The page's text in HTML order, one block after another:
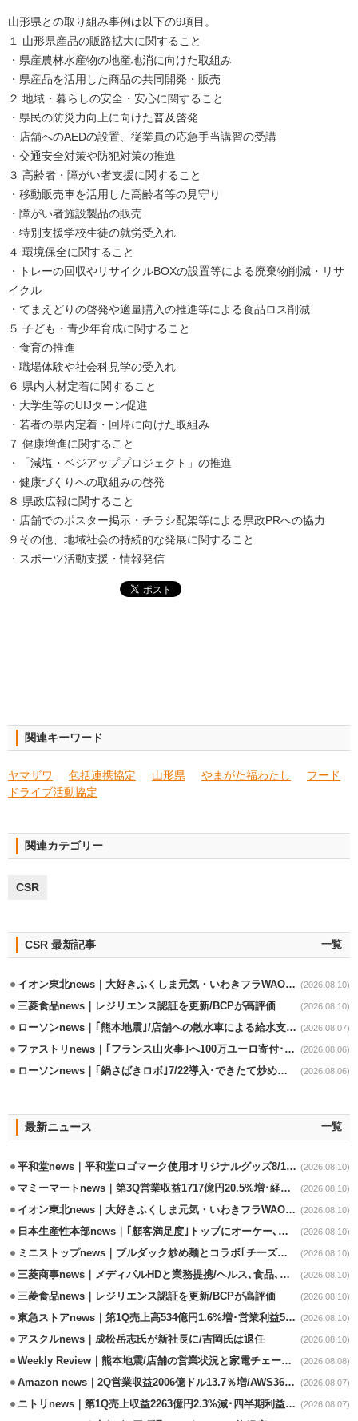
山形県との取り組み事例は以下の9項目。
１ 山形県産品の販路拡大に関すること
・県産農林水産物の地産地消に向けた取組み
・県産品を活用した商品の共同開発・販売
２ 地域・暮らしの安全・安心に関すること
・県民の防災力向上に向けた普及啓発
・店舗へのAEDの設置、従業員の応急手当講習の受講
・交通安全対策や防犯対策の推進
３ 高齢者・障がい者支援に関すること
・移動販売車を活用した高齢者等の見守り
・障がい者施設製品の販売
・特別支援学校生徒の就労受入れ
４ 環境保全に関すること
・トレーの回収やリサイクルBOXの設置等による廃棄物削減・リサ
イクル
・てまえどりの啓発や適量購入の推進等による食品ロス削減
５ 子ども・青少年育成に関すること
・食育の推進
・職場体験や社会科見学の受入れ
６ 県内人材定着に関すること
・大学生等のUIJターン促進
・若者の県内定着・回帰に向けた取組み
７ 健康増進に関すること
・「減塩・ベジアッププロジェクト」の推進
・健康づくりへの取組みの啓発
８ 県政広報に関すること
・店舗でのポスター掲示・チラシ配架等による県政PRへの協力
９その他、地域社会の持続的な発展に関すること
・スポーツ活動支援・情報発信
関連キーワード
ヤマザワ 包括連携協定 山形県 やまがた福わたし
フード
ドライブ活動協定
関連カテゴリー
CSR
CSR 最新記事 一覧
イオン東北news｜大好きふくしま元気・いわきフラWAONの利用金額一部寄付 (2026.08.10)
三菱食品news｜レジリエンス認証を更新/BCPが高評価 (2026.08.10)
ローソンnews｜｢熊本地震｣/店舗への散水車による給水支援を開始 (2026.08.07)
ファストリnews｜｢フランス山火事｣へ100万ユーロ寄付･衣料5万点も提供 (2026.08.06)
ローソンnews｜｢鍋さばきロボ｣7/22導入･できたて炒めメニューを提供 (2026.08.06)
最新ニュース 一覧
平和堂news｜平和堂ロゴマーク使用オリジナルグッズ8/10販売開始 (2026.08.10)
マミーマートnews｜第3Q営業収益1717億円20.5%増･経常利益3.6%増 (2026.08.10)
イオン東北news｜大好きふくしま元気・いわきフラWAONの利用金額一部寄付 (2026.08.10)
日本生産性本部news｜｢顧客満足度｣トップにオーケー､コスモス薬品など選出 (2026.08.10)
ミニストップnews｜ブルダック炒め麺とコラボ｢チーズハットグ｣8/7発売 (2026.08.10)
三菱商事news｜メディパルHDと業務提携/ヘルス､食品､日用品で協業 (2026.08.10)
三菱食品news｜レジリエンス認証を更新/BCPが高評価 (2026.08.10)
東急ストアnews｜第1Q売上高534億円1.6%増･営業利益5億円13.3%減 (2026.08.10)
アスクルnews｜成松岳志氏が新社長に/吉岡氏は退任 (2026.08.10)
Weekly Review｜熊本地震/店舗の営業状況と家電チェーンの支援策 (2026.08.08)
Amazon news｜2Q営業収益2006億ドル13.7％増/AWS36.8％％増が貢献 (2026.08.07)
ニトリnews｜第1Q売上収益2263億円2.3%減･四半期利益1.4％減 (2026.08.07)